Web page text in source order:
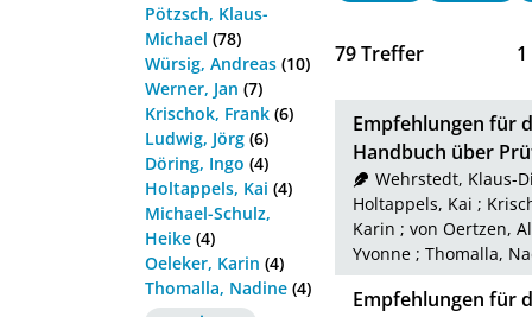
Pötzsch, Klaus-
Michael (78)
Würsig, Andreas (10)
Werner, Jan (7)
Krischok, Frank (6)
Ludwig, Jörg (6)
Döring, Ingo (4)
Holtappels, Kai (4)
Michael-Schulz,
Heike (4)
Oeleker, Karin (4)
Thomalla, Nadine (4)
79Treffer 1
Empfehlungen für
Handbuch über
Wehrstedt, Klaus-
Holtappels, Kai ;
Karin ; von Oertzen,
Yvonne ; Thomalla,
Empfehlungen für